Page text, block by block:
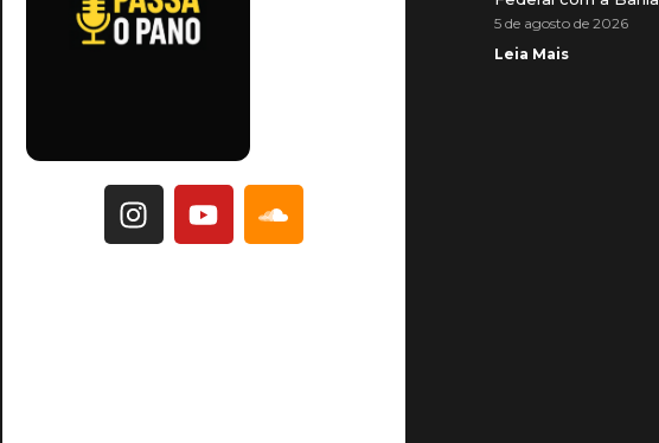
5 de agosto de 2026
Leia Mais